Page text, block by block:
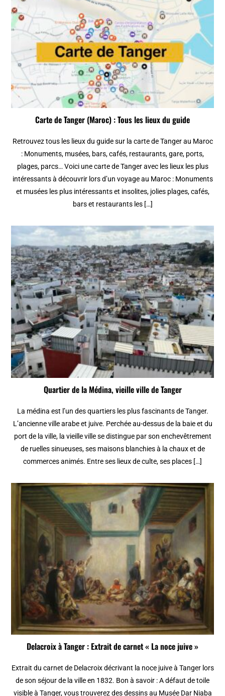
Carte de Tanger (Maroc) : Tous les lieux du guide
Retrouvez tous les lieux du guide sur la carte de Tanger au Maroc
: Monuments, musées, bars, cafés, restaurants, gare, ports,
plages, parcs… Voici une carte de Tanger avec les lieux les plus
intéressants à découvrir lors d’un voyage au Maroc : Monuments
et musées les plus intéressants et insolites, jolies plages, cafés,
bars et restaurants les […]
Quartier de la Médina, vieille ville de Tanger
La médina est l’un des quartiers les plus fascinants de Tanger.
L’ancienne ville arabe et juive. Perchée au-dessus de la baie et du
port de la ville, la vieille ville se distingue par son enchevêtrement
de ruelles sinueuses, ses maisons blanchies à la chaux et de
commerces animés. Entre ses lieux de culte, ses places […]
Delacroix à Tanger : Extrait de carnet « La noce juive »
Extrait du carnet de Delacroix décrivant la noce juive à Tanger lors
de son séjour de la ville en 1832. Bon à savoir : A défaut de toile
visible à Tanger, vous trouverez des dessins au Musée Dar Niaba